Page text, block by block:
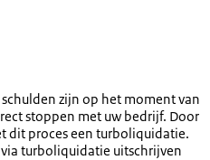
zijn op het moment van
stoppen met uw bedrijf. Door
dit proces een turboliquidatie.
turboliquidatie uitschrijven